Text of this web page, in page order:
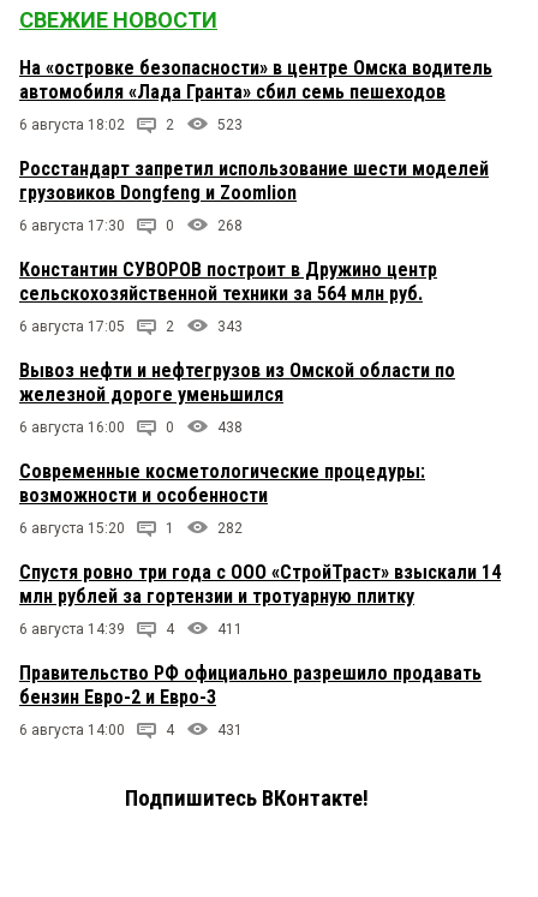
СВЕЖИЕ НОВОСТИ
На «островке безопасности» в центре Омска водитель
автомобиля «Лада Гранта» сбил семь пешеходов
6 августа 18:02 2 523
Росстандарт запретил использование шести моделей
грузовиков Dongfeng и Zoomlion
6 августа 17:30 0 268
Константин СУВОРОВ построит в Дружино центр
сельскохозяйственной техники за 564 млн руб.
6 августа 17:05 2 343
Вывоз нефти и нефтегрузов из Омской области по
железной дороге уменьшился
6 августа 16:00 0 438
Современные косметологические процедуры:
возможности и особенности
6 августа 15:20 1 282
Спустя ровно три года с ООО «СтройТраст» взыскали 14
млн рублей за гортензии и тротуарную плитку
6 августа 14:39 4 411
Правительство РФ официально разрешило продавать
бензин Евро-2 и Евро-3
6 августа 14:00 4 431
Подпишитесь ВКонтакте!